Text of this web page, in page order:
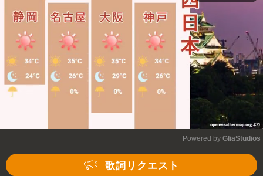
Powered by GliaStudios
歌詞リクエスト